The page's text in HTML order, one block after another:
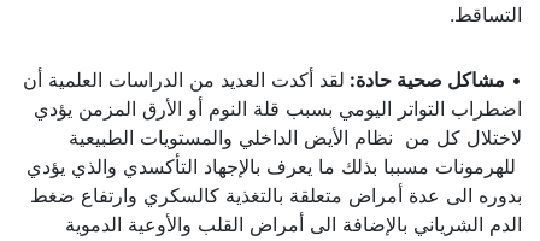
التساقط.
• مشاكل صحية حادة: لقد أكدت العديد من الدراسات العلمية أن
اضطراب التواتر اليومي بسبب قلة النوم أو الأرق المزمن يؤدي
لاختلال كل من نظام الأيض الداخلي والمستويات الطبيعية
للهرمونات مسببا بذلك ما يعرف بالإجهاد التأكسدي والذي يؤدي
بدوره الى عدة أمراض متعلقة بالتغذية كالسكري وارتفاع ضغط
الدم الشرياني بالإضافة الى أمراض القلب والأوعية الدموية